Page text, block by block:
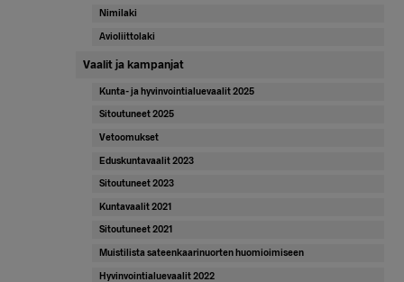
Nimilaki
Avioliittolaki
Vaalit ja kampanjat
Kunta- ja hyvinvointialuevaalit 2025
Sitoutuneet 2025
Vetoomukset
Eduskuntavaalit 2023
Sitoutuneet 2023
Kuntavaalit 2021
Sitoutuneet 2021
Muistilista sateenkaarinuorten huomioimiseen
Hyvinvointialuevaalit 2022